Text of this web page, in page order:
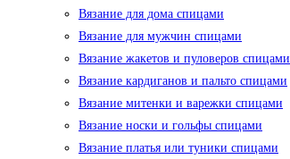
Вязание для дома спицами
Вязание для мужчин спицами
Вязание жакетов и пуловеров спицами
Вязание кардиганов и пальто спицами
Вязание митенки и варежки спицами
Вязание носки и гольфы спицами
Вязание платья или туники спицами